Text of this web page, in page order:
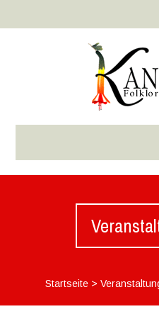
Startseite>